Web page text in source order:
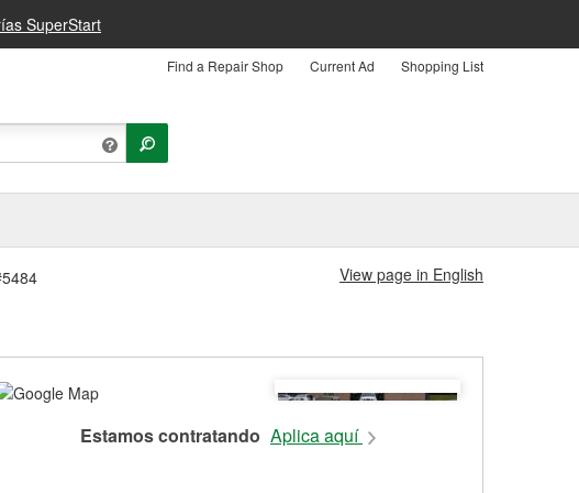
SuperStart
Find a Repair Shop Current Ad Shopping List
View page in English
Estamos contratando Aplica aquí